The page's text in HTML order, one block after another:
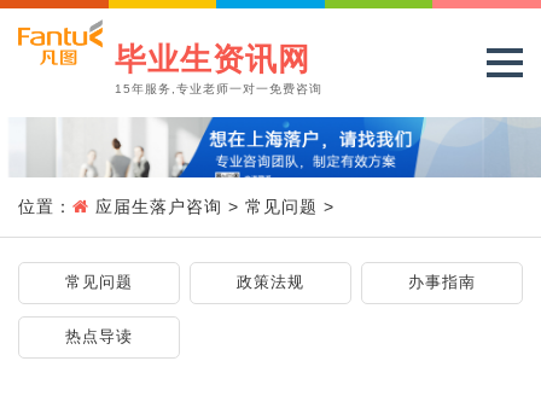
毕业生资讯网
15年服务,专业老师一对一免费咨询
位置： 应届生落户咨询 > 常见问题 >
常见问题 政策法规 办事指南
热点导读